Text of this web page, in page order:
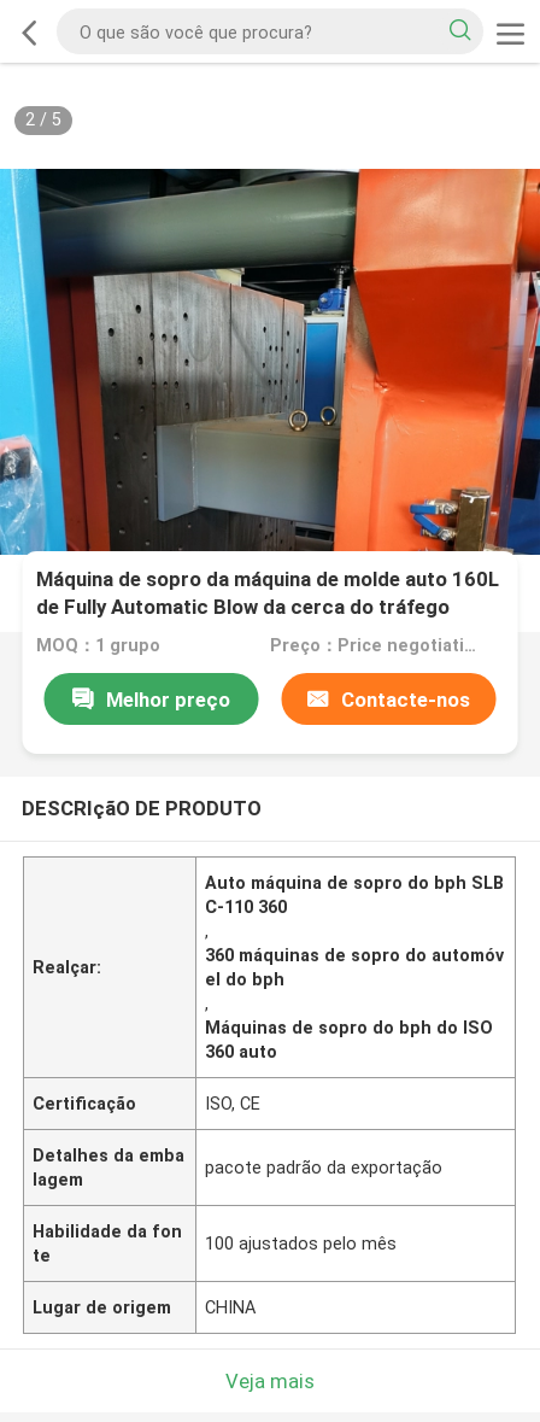
2/ 5
Máquina de sopro da máquina de molde auto 160L
de Fully Automatic Blow da cerca do tráfego
MOQ：1 grupo Preço：Price negotiation.
Melhor preço Contacte-nos
DESCRIçãO DE PRODUTO
Realçar:
Auto máquina de sopro do bph SLB
C-110 360
,
360 máquinas de sopro do automóv
el do bph
,
Máquinas de sopro do bph do ISO
360 auto
Certificação ISO, CE
Detalhes da emba
lagem
pacote padrão da exportação
Habilidade da fon
te
100 ajustados pelo mês
Lugar de origem CHINA
Veja mais